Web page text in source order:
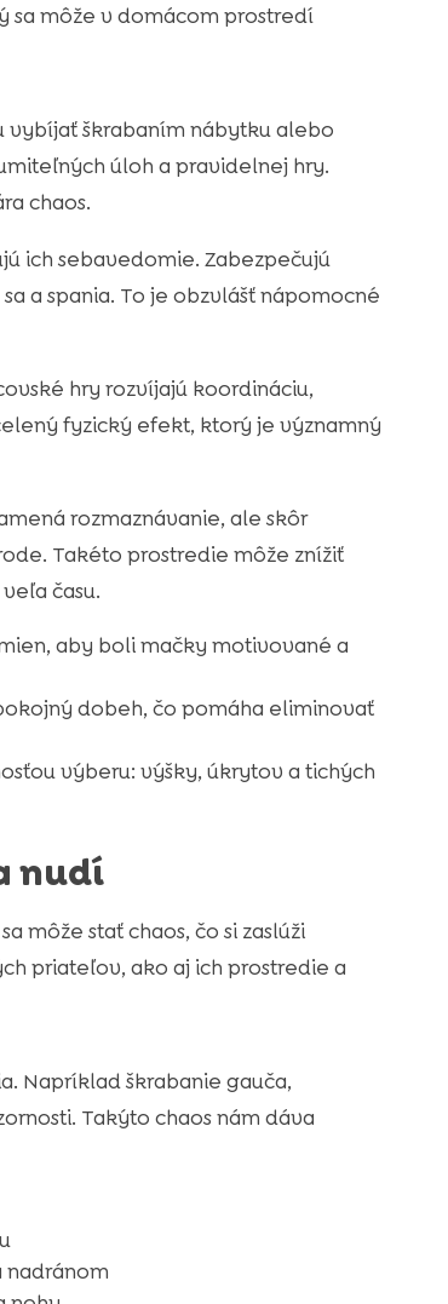
sa môže v domácom prostredí
vybíjať škrabaním nábytku alebo
úloh a pravidelnej hry.
chaos.
ich sebavedomie. Zabezpečujú
a spania. To je obzvlášť nápomocné
hry rozvíjajú koordináciu,
fyzický efekt, ktorý je významný
rozmaznávanie, ale skôr
Takéto prostredie môže znížiť
času.
aby boli mačky motivované a
dobeh, čo pomáha eliminovať
výberu: výšky, úkrytov a tichých
nudí
môže stať chaos, čo si zaslúži
priateľov, ako aj ich prostredie a
Napríklad škrabanie gauča,
Takýto chaos nám dáva
nadránom